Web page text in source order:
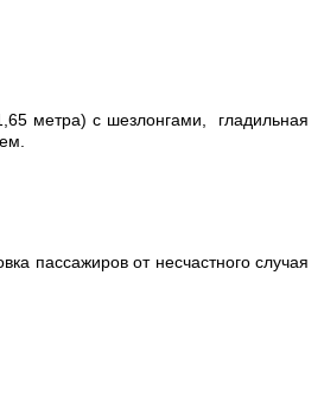
метра) с шезлонгами, гладильная
пассажиров от несчастного случая